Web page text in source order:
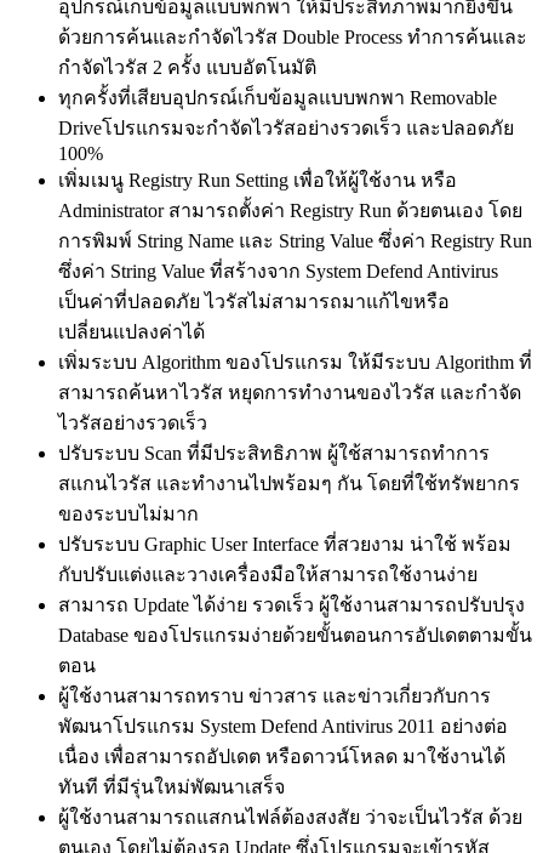
อุปกรณ์เก็บข้อมูลแบบพกพา ให้มีประสิทภาพมากยิ่งขึ้น
ด้วยการค้นและกำจัดไวรัส Double Process ทำการค้นและ
กำจัดไวรัส 2 ครั้ง แบบอัตโนมัติ
ทุกครั้งที่เสียบอุปกรณ์เก็บข้อมูลแบบพกพา Removable
Driveโปรแกรมจะกำจัดไวรัสอย่างรวดเร็ว และปลอดภัย
100%
เพิ่มเมนู Registry Run Setting เพื่อให้ผู้ใช้งาน หรือ
Administrator สามารถตั้งค่า Registry Run ด้วยตนเอง โดย
การพิมพ์ String Name และ String Value ซึ่งค่า Registry Run
ซึ่งค่า String Value ที่สร้างจาก System Defend Antivirus
เป็นค่าที่ปลอดภัย ไวรัสไม่สามารถมาแก้ไขหรือ
เปลี่ยนแปลงค่าได้
เพิ่มระบบ Algorithm ของโปรแกรม ให้มีระบบ Algorithm ที่
สามารถค้นหาไวรัส หยุดการทำงานของไวรัส และกำจัด
ไวรัสอย่างรวดเร็ว
ปรับระบบ Scan ที่มีประสิทธิภาพ ผู้ใช้สามารถทำการ
สแกนไวรัส และทำงานไปพร้อมๆ กัน โดยที่ใช้ทรัพยากร
ของระบบไม่มาก
ปรับระบบ Graphic User Interface ที่สวยงาม น่าใช้ พร้อม
กับปรับแต่งและวางเครื่องมือให้สามารถใช้งานง่าย
สามารถ Update ได้ง่าย รวดเร็ว ผู้ใช้งานสามารถปรับปรุง
Database ของโปรแกรมง่ายด้วยขั้นตอนการอัปเดตตามขั้น
ตอน
ผู้ใช้งานสามารถทราบ ข่าวสาร และข่าวเกี่ยวกับการ
พัฒนาโปรแกรม System Defend Antivirus 2011 อย่างต่อ
เนื่อง เพื่อสามารถอัปเดต หรือดาวน์โหลด มาใช้งานได้
ทันที ที่มีรุ่นใหม่พัฒนาเสร็จ
ผู้ใช้งานสามารถแสกนไฟล์ต้องสงสัย ว่าจะเป็นไวรัส ด้วย
ตนเอง โดยไม่ต้องรอ Update ซึ่งโปรแกรมจะเข้ารหัส